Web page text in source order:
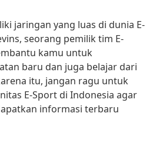
jaringan yang luas di dunia E-
seorang pemilik tim E-
kamu untuk
baru dan juga belajar dari
itu, jangan ragu untuk
E-Sport di Indonesia agar
informasi terbaru